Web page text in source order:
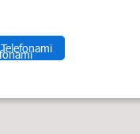
Telefonami